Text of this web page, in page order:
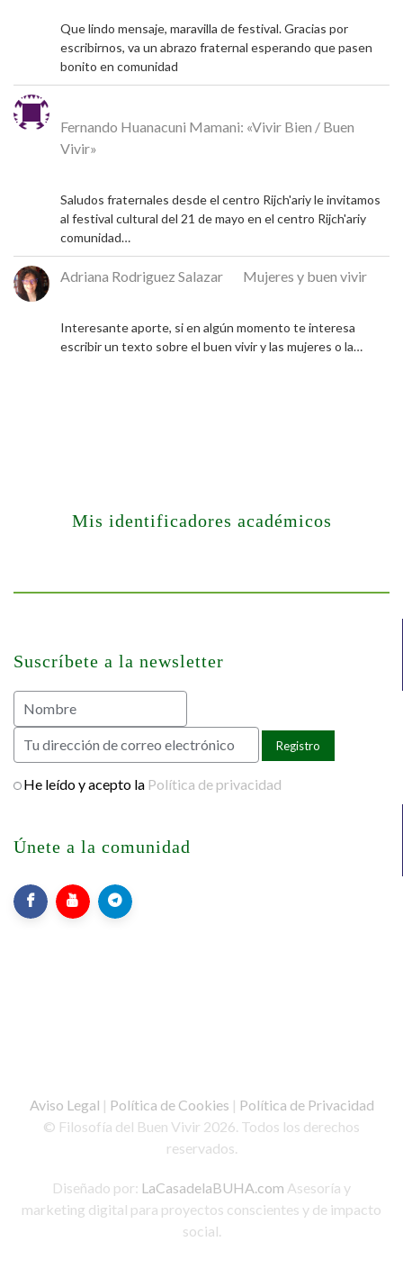
Que lindo mensaje, maravilla de festival. Gracias por
escribirnos, va un abrazo fraternal esperando que pasen
bonito en comunidad
Fernando Huanacuni Mamani: «Vivir Bien / Buen
Vivir»
Saludos fraternales desde el centro Rijch'ariy le invitamos
al festival cultural del 21 de mayo en el centro Rijch'ariy
comunidad…
Adriana Rodriguez Salazar Mujeres y buen vivir
Interesante aporte, si en algún momento te interesa
escribir un texto sobre el buen vivir y las mujeres o la…
Mis identificadores académicos
Suscríbete a la newsletter
He leído y acepto la Política de privacidad
Únete a la comunidad
Aviso Legal | Política de Cookies | Política de Privacidad
© Filosofía del Buen Vivir 2026. Todos los derechos
reservados.
Diseñado por: LaCasadelaBUHA.com Asesoría y
marketing digital para proyectos conscientes y de impacto
social.